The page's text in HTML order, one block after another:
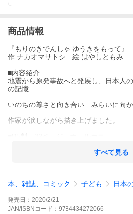
商品情報
『もりのきでんしゃ ゆうきをもって』
作:ナカオマサトシ 絵:はやしともみ
■内容紹介
地震から原発事故へと発展し、日本人
の記憶
いのちの尊さと向き合い みらいに向
作家が涙しながら描き上げました。
すべて見る
本、雑誌、コミック 子ども 日本
発売日： 2020/2/21
JAN/ISBNコード： 9784434272066